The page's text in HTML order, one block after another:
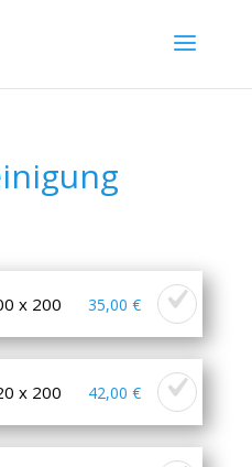
x 200 35,00 €
x 200 42,00 €